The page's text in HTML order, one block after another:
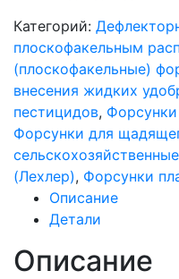
Категорий:
плоскофакельным
(плоскофакельные)
внесения жидких
пестицидов,
Форсунки для
сельскохозяйственные
(Лехлер), Форсунки
Описание
Детали
Описание